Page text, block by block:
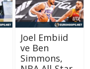
Joel Embiid
ve Ben
Simmons,